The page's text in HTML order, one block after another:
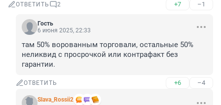
ОТВЕТИТЬ 2 +7 –1
Гость
6 июня 2025, 22:33
там 50% ворованным торговали, остальные 50%
неликвид с просрочкой или контрафакт без
гарантии.
ОТВЕТИТЬ +6 –4
Slava_Rossii2